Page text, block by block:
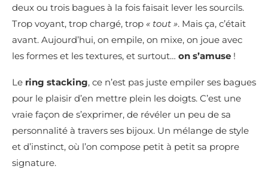
deux ou trois bagues à la fois faisait lever les sourcils.
Trop voyant, trop chargé, trop « tout ». Mais ça, c’était
avant. Aujourd’hui, on empile, on mixe, on joue avec
les formes et les textures, et surtout… on s’amuse !
Le ring stacking, ce n’est pas juste empiler ses bagues
pour le plaisir d’en mettre plein les doigts. C’est une
vraie façon de s’exprimer, de révéler un peu de sa
personnalité à travers ses bijoux. Un mélange de style
et d’instinct, où l’on compose petit à petit sa propre
signature.